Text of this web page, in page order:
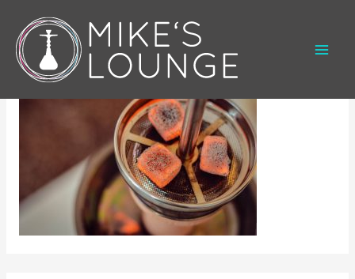
Inhalt
springen
Wasserpfeife Delmenhorst